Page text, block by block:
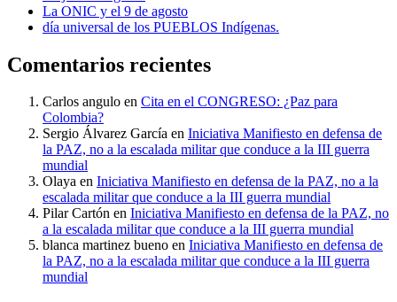
La ONIC y el 9 de agosto
día universal de los PUEBLOS Indígenas.
Comentarios recientes
Carlos angulo en Cita en el CONGRESO: ¿Paz para
Colombia?
Sergio Álvarez García en Iniciativa Manifiesto en defensa de
la PAZ, no a la escalada militar que conduce a la III guerra
mundial
Olaya en Iniciativa Manifiesto en defensa de la PAZ, no a la
escalada militar que conduce a la III guerra mundial
Pilar Cartón en Iniciativa Manifiesto en defensa de la PAZ, no
a la escalada militar que conduce a la III guerra mundial
blanca martinez bueno en Iniciativa Manifiesto en defensa de
la PAZ, no a la escalada militar que conduce a la III guerra
mundial